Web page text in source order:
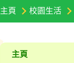
主頁 校園生活
主頁